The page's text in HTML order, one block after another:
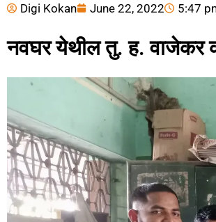
Digi Kokan June 22, 2022 5:47
नवघर येथील तु. ह. वाजेकर